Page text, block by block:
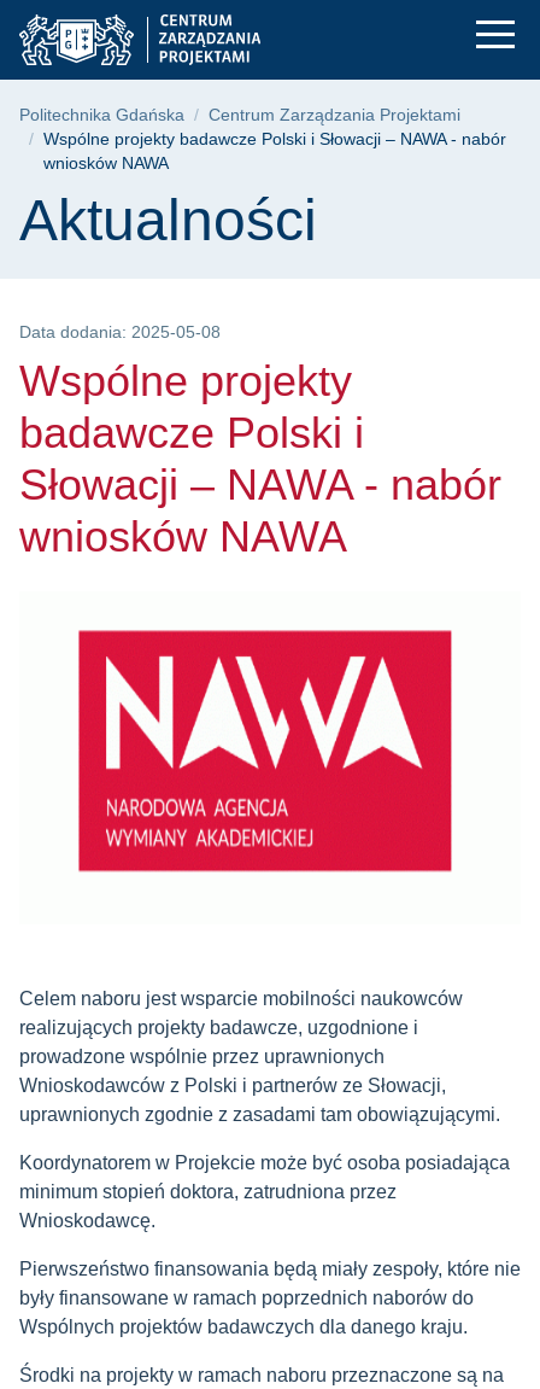
Przejdź
do
menu
Przejdź
do
wyszukiwarki
Przejdź
do
treści
Wspólne projekty
Ścieżka nawigacyjna
Politechnika Gdańska
Centrum Zarządzania Projektami
Wspólne projekty badawcze Polski i Słowacji – NAWA - nabór
wniosków NAWA
Treść strony
Aktualności
Data dodania: 2025-05-08
Wspólne projekty
badawcze Polski i
Słowacji – NAWA - nabór
wniosków NAWA
Celem naboru jest wsparcie mobilności naukowców
realizujących projekty badawcze, uzgodnione i
prowadzone wspólnie przez uprawnionych
Wnioskodawców z Polski i partnerów ze Słowacji,
uprawnionych zgodnie z zasadami tam obowiązującymi.
Koordynatorem w Projekcie może być osoba posiadająca
minimum stopień doktora, zatrudniona przez
Wnioskodawcę.
Pierwszeństwo finansowania będą miały zespoły, które nie
były finansowane w ramach poprzednich naborów do
Wspólnych projektów badawczych dla danego kraju.
Środki na projekty w ramach naboru przeznaczone są na